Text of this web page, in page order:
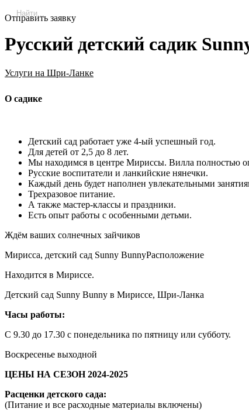
Отправить заявку
Русский детский садик
Услуги на Шри-Ланке
О садике
Детский сад работает уже 4-ый успешный год.
Для детей от 2,5 до 8 лет.
Мы находимся в центре Мириссы. Вилла полностью
Русские воспитатели и ланкийские нянечки.
Каждый день будет наполнен увлекательными
Трехразовое питание.
А также мастер-классы и праздники.
Есть опыт работы с особенными детьми.
Ждём ваших солнечных зайчиков
Мирисса, детский сад Sunny BunnyРасположение
Находится в Мириссе.
Детский сад Sunny Bunny в Мириссе, Шри-Ланка
Часы работы:
С 9.30 до 17.30 с понедельника по пятницу или субботу.
Воскресенье выходной
ЦЕНЫ НА СЕЗОН 2024-2025
Расценки детского сада:
(Питание и все расходные материалы включены)